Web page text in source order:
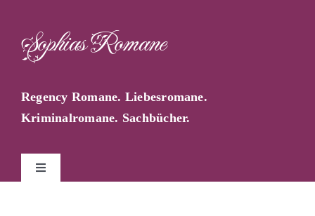
springenSophias Romane
Regency Romane. Liebesromane.
Kriminalromane. Sachbücher.
Toggle